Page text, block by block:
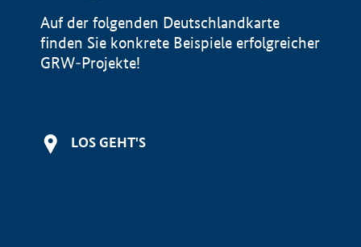
Auf der folgenden Deutschlandkarte
finden Sie konkrete Beispiele erfolgreicher
GRW-Projekte!
LOS GEHT'S